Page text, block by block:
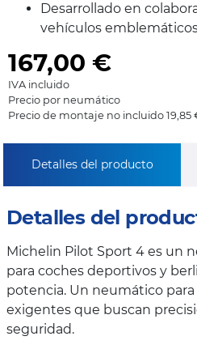
Desarrollado en
vehículos
167,00 €
IVA incluido
Precio por neumático
Precio de montaje no incluido 19,85
Detalles del producto
Detalles del
Michelin Pilot Sport 4 es un
para coches deportivos y
potencia. Un neumático
exigentes que buscan
seguridad.